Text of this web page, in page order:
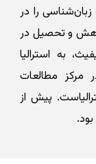
زبان‌شناسی را در
و تحصیل در
به استرالیا
مرکز مطالعات
پیش از